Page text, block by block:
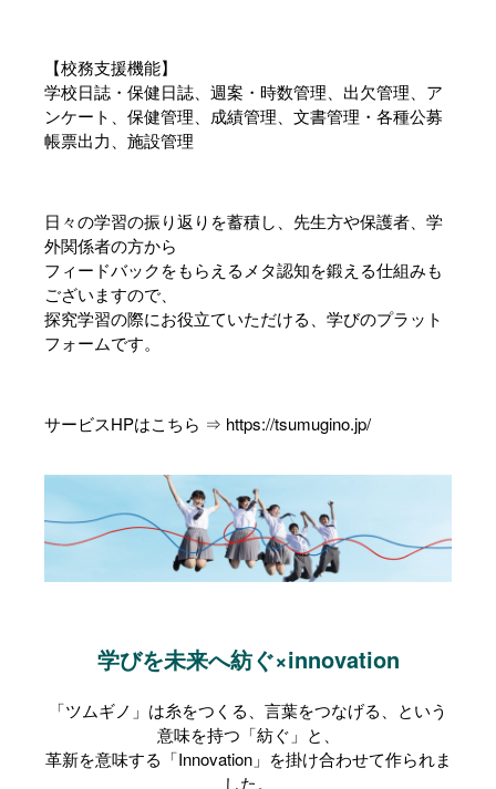
【校務支援機能】
学校日誌・保健日誌、週案・時数管理、出欠管理、ア
ンケート、保健管理、成績管理、文書管理・各種公募
帳票出力、施設管理
日々の学習の振り返りを蓄積し、先生方や保護者、学
外関係者の方から
フィードバックをもらえるメタ認知を鍛える仕組みも
ございますので、
探究学習の際にお役立ていただける、学びのプラット
フォームです。
サービスHPはこちら ⇒ https://tsumugino.jp/
学びを未来へ紡ぐ×innovation
「ツムギノ」は糸をつくる、言葉をつなげる、という
意味を持つ「紡ぐ」と、
革新を意味する「Innovation」を掛け合わせて作られま
した。